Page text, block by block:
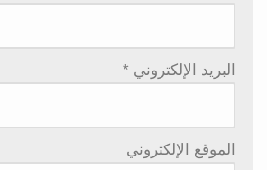
البريد الإلكتروني *
الموقع الإلكتروني